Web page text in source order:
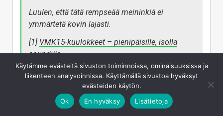
Luulen, että tätä rempseää meininkiä ei
ymmärtetä kovin lajasti.
[1] VMK15-kuulokkeet – pienipäisille, isolla
soundilla
Sanotaan että varmaan äijät on omat tutkimuksensa
asian suhteen tehny joten en tiedä mitä jaksat asian
suhteen jankata. Jos ei miellytä niin skippaa, aika
Käytämme evästeitä sivuston toiminnoissa, ominaisuuksissa ja
liikenteen analysoinnissa. Käyttämällä sivustoa hyväksyt
evästeiden käytön.
Ok
En hyväksy Lisätietoja